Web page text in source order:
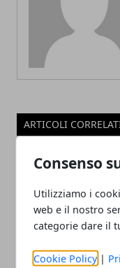
Consenso
Utilizziamo i
web e il nostro
categorie dare il
Cookie Policy |
ARTICOLI